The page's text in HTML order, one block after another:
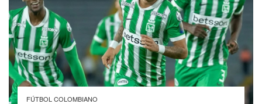
FÚTBOL COLOMBIANO